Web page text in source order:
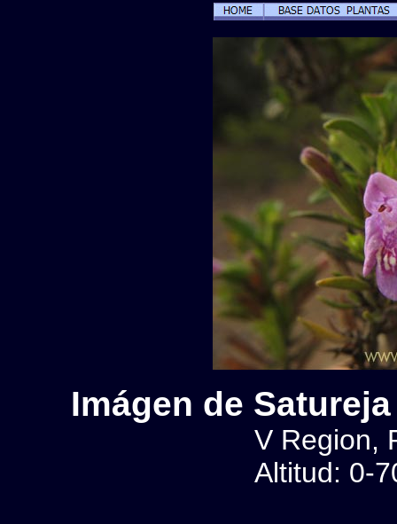
Imágen de
V Region,
Altitud: 0-